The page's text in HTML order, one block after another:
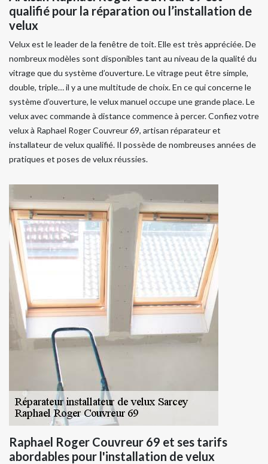
qualifié pour la réparation ou l’installation de
velux
Velux est le leader de la fenêtre de toit. Elle est très appréciée. De
nombreux modèles sont disponibles tant au niveau de la qualité du
vitrage que du système d’ouverture. Le vitrage peut être simple,
double, triple… il y a une multitude de choix. En ce qui concerne le
système d’ouverture, le velux manuel occupe une grande place. Le
velux avec commande à distance commence à percer. Confiez votre
velux à Raphael Roger Couvreur 69, artisan réparateur et
installateur de velux qualifié. Il possède de nombreuses années de
pratiques et poses de velux réussies.
Raphael Roger Couvreur 69 et ses tarifs
abordables pour l'installation de velux